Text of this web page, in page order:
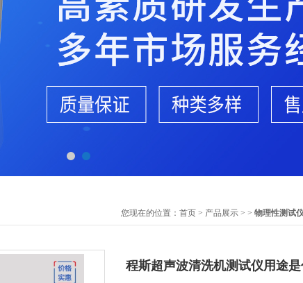
您现在的位置： 首页 > 产品展示 > > 物理性测试
程斯超声波清洗机测试仪用途